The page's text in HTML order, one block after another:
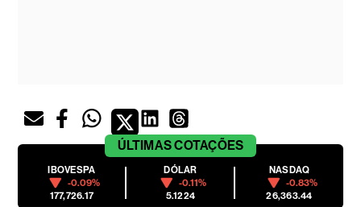
ÚLTIMASCOTAÇÕES
IBOVESPA
-0.09%
177,726.17
DÓLAR
-0.11%
5.1224
NASDAQ
-0.83%
26,363.44